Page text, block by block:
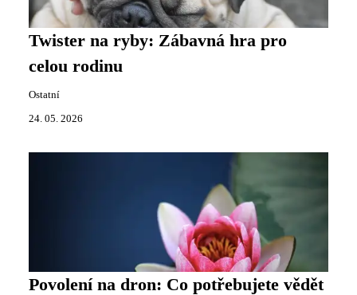
Twister na ryby: Zábavná hra pro
celou rodinu
Ostatní
24. 05. 2026
Povolení na dron: Co potřebujete vědět